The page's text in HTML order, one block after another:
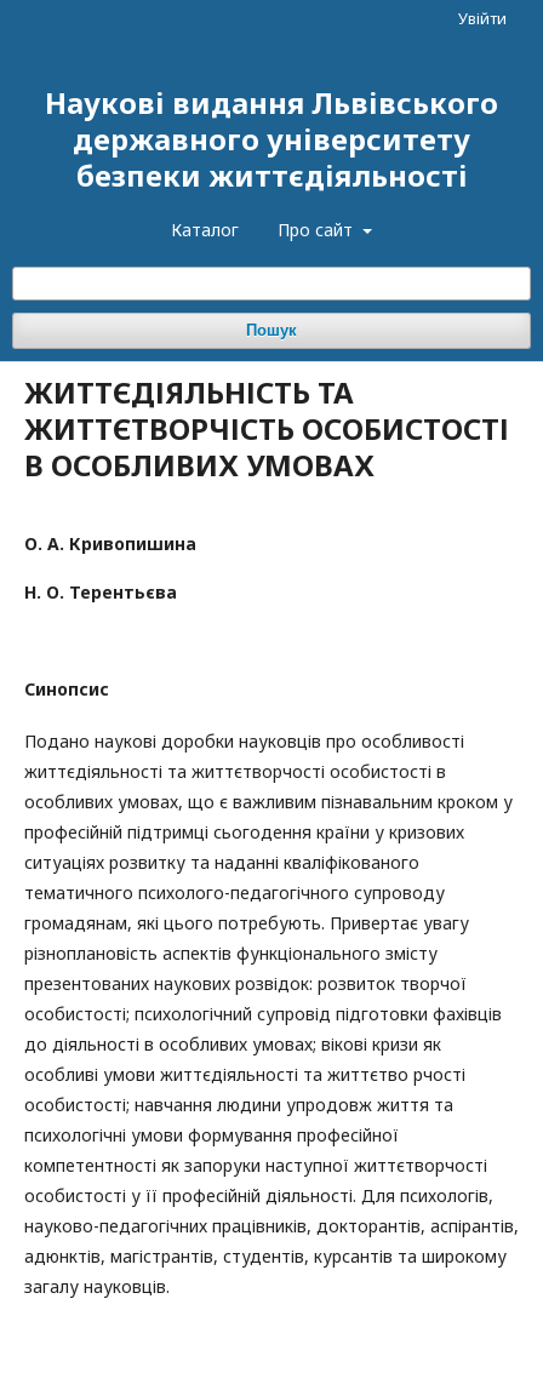
Наукові видання Львівського
державного університету
безпеки життєдіяльності
Каталог Про сайт
Пошук
Увійти
ЖИТТЄДІЯЛЬНІСТЬ ТА
ЖИТТЄТВОРЧІСТЬ ОСОБИСТОСТІ
В ОСОБЛИВИХ УМОВАХ
О. А. Кривопишина
Н. О. Терентьєва
Синопсис
Подано наукові доробки науковців про особливості
життєдіяльності та життєтворчості особистості в
особливих умовах, що є важливим пізнавальним кроком у
професійній підтримці сьогодення країни у кризових
ситуаціях розвитку та наданні кваліфікованого
тематичного психолого-педагогічного супроводу
громадянам, які цього потребують. Привертає увагу
різноплановість аспектів функціонального змісту
презентованих наукових розвідок: розвиток творчої
особистості; психологічний супровід підготовки фахівців
до діяльності в особливих умовах; вікові кризи як
особливі умови життєдіяльності та життєтво рчості
особистості; навчання людини упродовж життя та
психологічні умови формування професійної
компетентності як запоруки наступної життєтворчості
особистості у її професійній діяльності. Для психологів,
науково-педагогічних працівників, докторантів, аспірантів,
адюнктів, магістрантів, студентів, курсантів та широкому
загалу науковців.